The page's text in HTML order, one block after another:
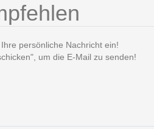
persönliche Nachricht ein!
um die E-Mail zu senden!